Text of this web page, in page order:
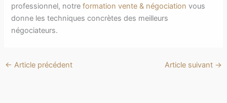
professionnel, notreformation vente & négociation vous
donne les techniques concrètes des meilleurs
négociateurs.
← Article précédent Article suivant →